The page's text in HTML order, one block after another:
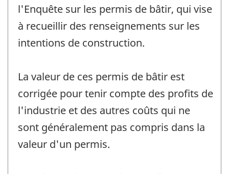
l'Enquête sur les permis de bâtir, qui vise
à recueillir des renseignements sur les
intentions de construction.
La valeur de ces permis de bâtir est
corrigée pour tenir compte des profits de
l'industrie et des autres coûts qui ne
sont généralement pas compris dans la
valeur d'un permis.